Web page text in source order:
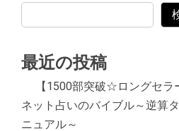
最近の投稿
【1500部突破☆ロングセ
ネット占いのバイブル～逆算
ニュアル～